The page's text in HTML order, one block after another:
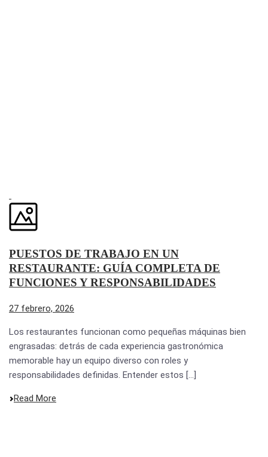
PUESTOS DE TRABAJO EN UN
RESTAURANTE: GUÍA COMPLETA DE
FUNCIONES Y RESPONSABILIDADES
27 febrero, 2026
Los restaurantes funcionan como pequeñas máquinas bien
engrasadas: detrás de cada experiencia gastronómica
memorable hay un equipo diverso con roles y
responsabilidades definidas. Entender estos [...]
Read More